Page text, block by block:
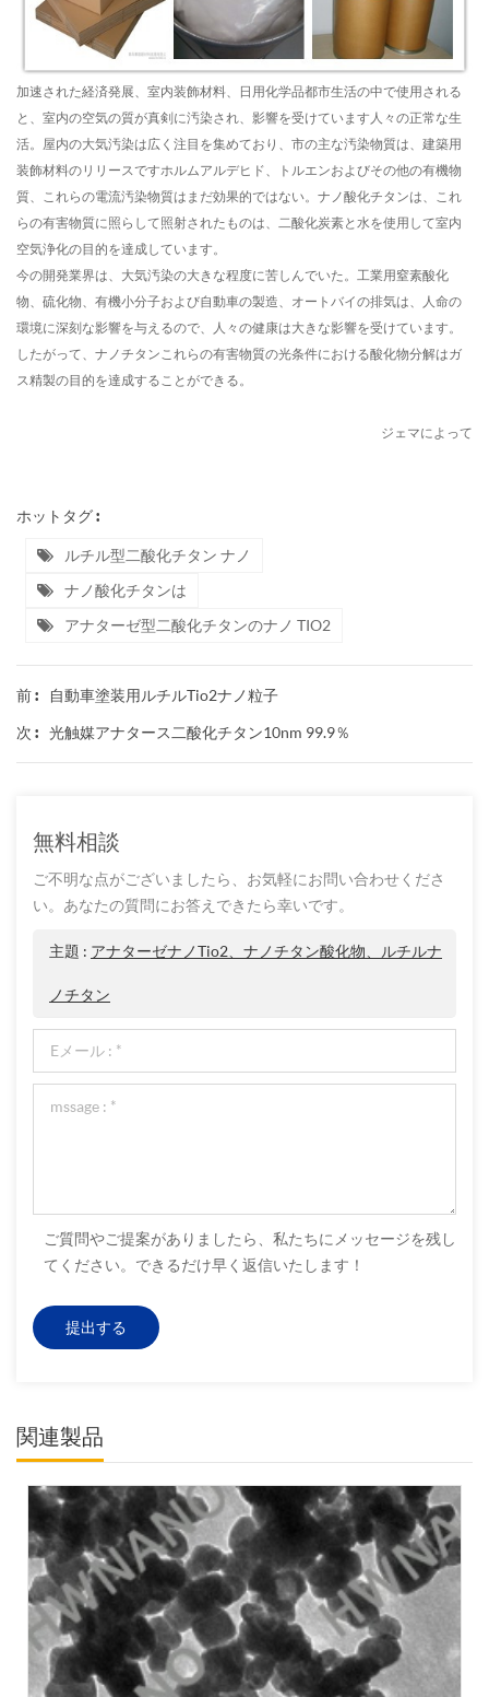
加速された経済発展、室内装飾材料、日用化学品都市生活の中で使用される
と、室内の空気の質が真剣に汚染され、影響を受けています人々の正常な生
活。屋内の大気汚染は広く注目を集めており、市の主な汚染物質は、建築用
装飾材料のリリースですホルムアルデヒド、トルエンおよびその他の有機物
質、これらの電流汚染物質はまだ効果的ではない。ナノ酸化チタンは、これ
らの有害物質に照らして照射されたものは、二酸化炭素と水を使用して室内
空気浄化の目的を達成しています。
今の開発業界は、大気汚染の大きな程度に苦しんでいた。工業用窒素酸化
物、硫化物、有機小分子および自動車の製造、オートバイの排気は、人命の
環境に深刻な影響を与えるので、人々の健康は大きな影響を受けています。
したがって、ナノチタンこれらの有害物質の光条件における酸化物分解はガ
ス精製の目的を達成することができる。
ジェマによって
ホットタグ :
ルチル型二酸化チタン ナノ
ナノ酸化チタンは
アナターゼ型二酸化チタンのナノ TIO2
前 : 自動車塗装用ルチルtio2ナノ粒子
次 : 光触媒アナタース二酸化チタン10nm 99.9％
無料相談
ご不明な点がございましたら、お気軽にお問い合わせくださ
い。あなたの質問にお答えできたら幸いです。
主題 : アナターゼナノtio2、ナノチタン酸化物、ルチルナ
ノチタン
ご質問やご提案がありましたら、私たちにメッセージを残し
てください。できるだけ早く返信いたします！
関連製品